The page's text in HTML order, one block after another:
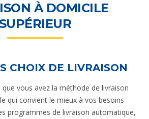
À DOMICILE
CHOIX DE LIVRAISON
vous avez la méthode de livraison
qui convient le mieux à vos besoins
programmes de livraison automatique,